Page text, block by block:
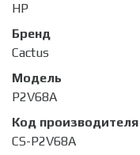
HP
Бренд
Cactus
Модель
P2V68A
Код производителя
CS-P2V68A